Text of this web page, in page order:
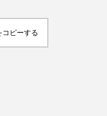
ピーする